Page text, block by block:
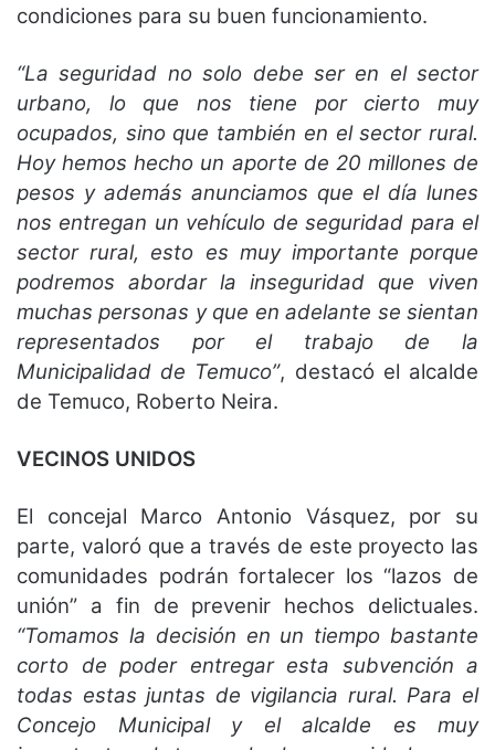
condiciones para su buen funcionamiento.
“La seguridad no solo debe ser en el sector
urbano, lo que nos tiene por cierto muy
ocupados, sino que también en el sector rural.
Hoy hemos hecho un aporte de 20 millones de
pesos y además anunciamos que el día lunes
nos entregan un vehículo de seguridad para el
sector rural, esto es muy importante porque
podremos abordar la inseguridad que viven
muchas personas y que en adelante se sientan
representados por el trabajo de la
Municipalidad de Temuco”, destacó el alcalde
de Temuco, Roberto Neira.
VECINOS UNIDOS
El concejal Marco Antonio Vásquez, por su
parte, valoró que a través de este proyecto las
comunidades podrán fortalecer los “lazos de
unión” a fin de prevenir hechos delictuales.
“Tomamos la decisión en un tiempo bastante
corto de poder entregar esta subvención a
todas estas juntas de vigilancia rural. Para el
Concejo Municipal y el alcalde es muy